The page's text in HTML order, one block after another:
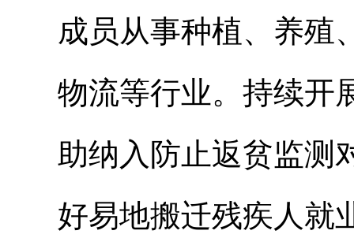
成员从事种植、养殖
物流等行业。持续开
助纳入防止返贫监测
好易地搬迁残疾人就